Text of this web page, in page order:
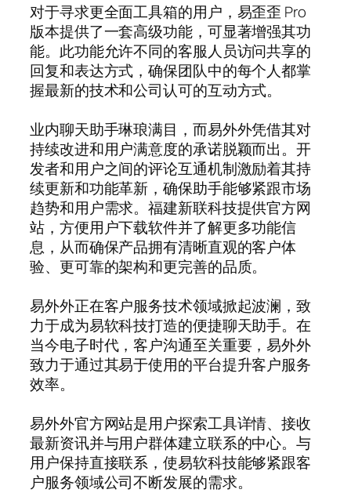
对于寻求更全面工具箱的用户，易歪歪 Pro
版本提供了一套高级功能，可显著增强其功
能。此功能允许不同的客服人员访问共享的
回复和表达方式，确保团队中的每个人都掌
握最新的技术和公司认可的互动方式。
业内聊天助手琳琅满目，而易外外凭借其对
持续改进和用户满意度的承诺脱颖而出。开
发者和用户之间的评论互通机制激励着其持
续更新和功能革新，确保助手能够紧跟市场
趋势和用户需求。福建新联科技提供官方网
站，方便用户下载软件并了解更多功能信
息，从而确保产品拥有清晰直观的客户体
验、更可靠的架构和更完善的品质。
易外外正在客户服务技术领域掀起波澜，致
力于成为易软科技打造的便捷聊天助手。在
当今电子时代，客户沟通至关重要，易外外
致力于通过其易于使用的平台提升客户服务
效率。
易外外官方网站是用户探索工具详情、接收
最新资讯并与用户群体建立联系的中心。与
用户保持直接联系，使易软科技能够紧跟客
户服务领域公司不断发展的需求。